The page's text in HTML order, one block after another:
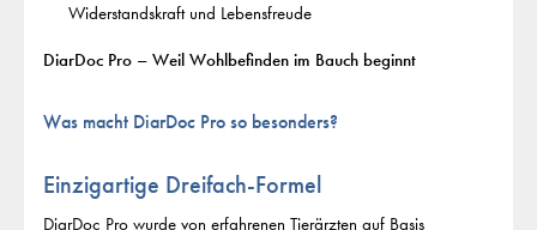
Widerstandskraft und Lebensfreude
DiarDoc Pro – Weil Wohlbefinden im Bauch beginnt
Was macht DiarDoc Pro so besonders?
Einzigartige Dreifach-Formel
DiarDoc Pro wurde von erfahrenen Tierärzten auf Basis